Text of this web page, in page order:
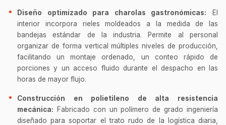
Diseño optimizado para charolas gastronómicas: El
interior incorpora rieles moldeados a la medida de las
bandejas estándar de la industria. Permite al personal
organizar de forma vertical múltiples niveles de producción,
facilitando un montaje ordenado, un conteo rápido de
porciones y un acceso fluido durante el despacho en las
horas de mayor flujo.
Construcción en polietileno de alta resistencia
mecánica: Fabricado con un polímero de grado ingeniería
diseñado para soportar el trato rudo de la logística diaria,